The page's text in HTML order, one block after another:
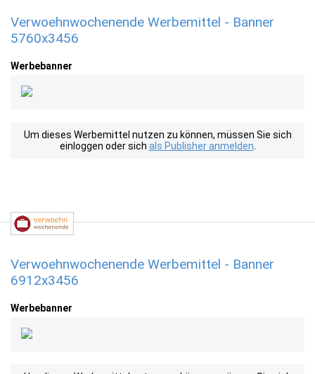
Verwoehnwochenende Werbemittel - Banner
5760x3456
Werbebanner
Um dieses Werbemittel nutzen zu können, müssen Sie sich
einloggen oder sich als Publisher anmelden
Verwoehnwochenende Werbemittel - Banner
6912x3456
Werbebanner